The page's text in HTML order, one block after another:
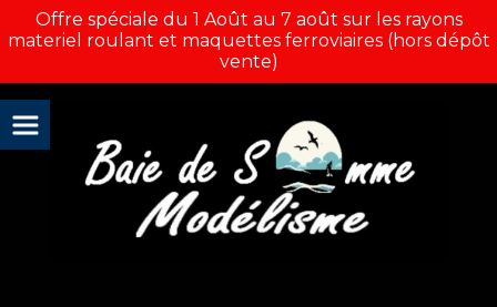
Offre spéciale du 1 Août au 7 août sur les rayons
materiel roulant et maquettes ferroviaires (hors dépôt
vente)
Panneau de gestion des cookies